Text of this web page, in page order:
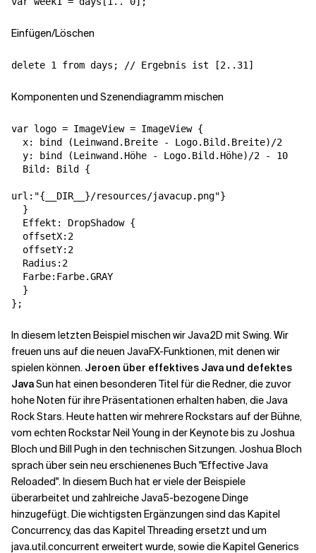
Einfügen/Löschen
delete 1 from days; // Ergebnis ist [2..31]
Komponenten und Szenendiagramm mischen
var logo = ImageView = ImageView {
  x: bind (Leinwand.Breite - Logo.Bild.Breite)/2
  y: bind (Leinwand.Höhe - Logo.Bild.Höhe)/2 - 10
  Bild: Bild {
url:"{__DIR__}/resources/javacup.png"}
  }
  Effekt: DropShadow {
  offsetX:2
  offsetY:2
  Radius:2
  Farbe:Farbe.GRAY
  }
};
In diesem letzten Beispiel mischen wir Java2D mit Swing. Wir
freuen uns auf die neuen JavaFX-Funktionen, mit denen wir
spielen können. Jeroen über effektives Java und defektes
JavaSun hat einen besonderen Titel für die Redner, die zuvor
hohe Noten für ihre Präsentationen erhalten haben, die Java
Rock Stars. Heute hatten wir mehrere Rockstars auf der Bühne,
vom echten Rockstar Neil Young in der Keynote bis zu Joshua
Bloch und Bill Pugh in den technischen Sitzungen. Joshua Bloch
sprach über sein neu erschienenes Buch "Effective Java
Reloaded". In diesem Buch hat er viele der Beispiele
überarbeitet und zahlreiche Java5-bezogene Dinge
hinzugefügt. Die wichtigsten Ergänzungen sind das Kapitel
Concurrency, das das Kapitel Threading ersetzt und um
java.util.concurrent erweitert wurde, sowie die Kapitel Generics